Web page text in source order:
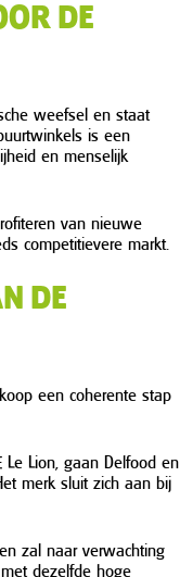
DE
weefsel en staat
is een
en menselijk
van nieuwe
competitievere markt.
DE
een coherente stap
Le Lion, gaan Delfood en
merk sluit zich aan bij
zal naar verwachting
dezelfde hoge